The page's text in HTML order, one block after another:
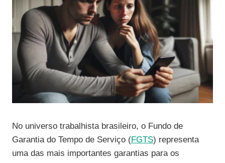
No universo trabalhista brasileiro, o Fundo de
Garantia do Tempo de Serviço (FGTS) representa
uma das mais importantes garantias para os